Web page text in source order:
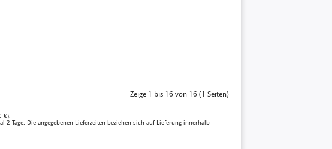
Zeige 1 bis 16 von 16 (1 Seiten)
€).
Tage. Die angegebenen Lieferzeiten beziehen sich auf Lieferung innerhalb